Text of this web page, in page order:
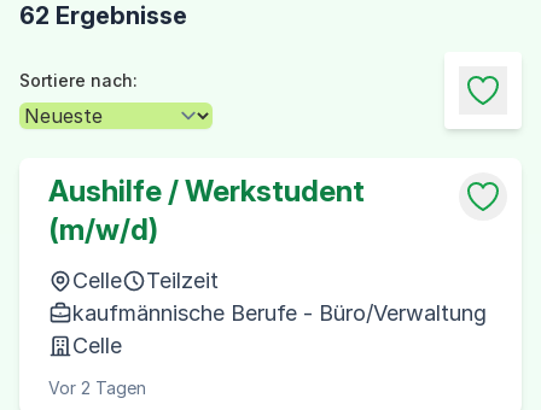
62 Ergebnisse
Sortiere nach:
Aushilfe / Werkstudent
(m/w/d)
Celle
Teilzeit
kaufmännische Berufe - Büro/Verwaltung
Celle
Vor 2 Tagen